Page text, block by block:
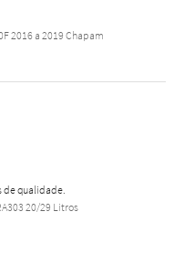
2016 a 2019 Chapam
de qualidade.
20/29 Litros